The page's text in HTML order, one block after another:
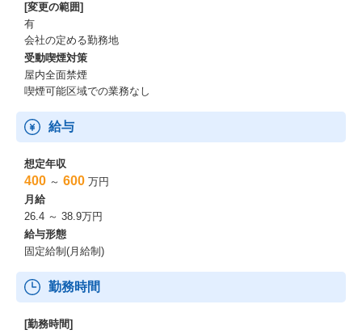
[変更の範囲]
有
会社の定める勤務地
受動喫煙対策
屋内全面禁煙
喫煙可能区域での業務なし
給与
想定年収
400 ～ 600 万円
月給
26.4 ～ 38.9万円
給与形態
固定給制(月給制)
勤務時間
[勤務時間]